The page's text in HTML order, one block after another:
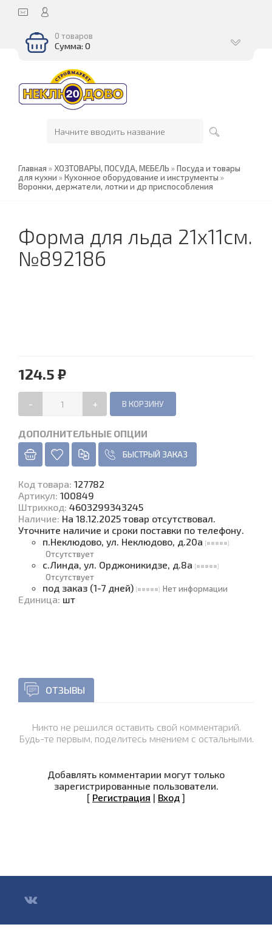
0 товаров
Сумма: 0
Главная » ХОЗТОВАРЫ, ПОСУДА, МЕБЕЛЬ »Посуда и товары
для кухни »Кухонное оборудование и инструменты »
Воронки, держатели, лотки и др приспособления
Форма для льда 21х11см.
№892186
124.5 ₽
- +
ДОПОЛНИТЕЛЬНЫЕ ОПЦИИ
БЫСТРЫЙ ЗАКАЗ
Код товара: 127782
Артикул: 100849
Штрихкод: 4603299343245
Наличие: На 18.12.2025 товар отсутствовал.
Уточните наличие и сроки поставки по телефону.
п.Неклюдово, ул. Неклюдово, д.20а
Отсутствует
с.Линда, ул. Орджоникидзе, д.8а
Отсутствует
под заказ (1-7 дней) Нет информации
Единица: шт
ОТЗЫВЫ
Никто не решился оставить свой комментарий.
Будь-те первым, поделитесь мнением с остальными.
Добавлять комментарии могут только
зарегистрированные пользователи.
[ Регистрация | Вход ]